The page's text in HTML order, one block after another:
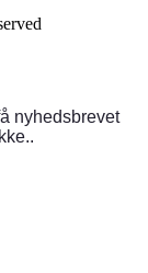
nyhedsbrevet